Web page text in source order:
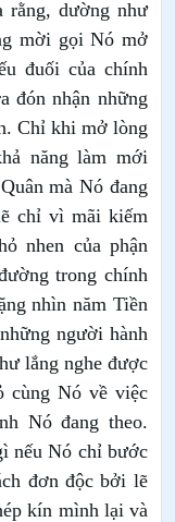
rằng, dường như
mời gọi Nó mở
đuối của chính
đón nhận những
Chỉ khi mở lòng
năng làm mới
mà Nó đang
chỉ vì mãi kiếm
nhen của phận
trong chính
nhìn năm Tiền
người hành
lắng nghe được
cùng Nó về việc
Nó đang theo.
nếu Nó chỉ bước
đơn độc bởi lẽ
kín mình lại và